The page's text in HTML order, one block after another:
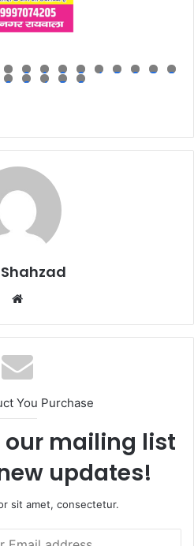
0 1 2 3 4 5 6 7 8
2 3 4 5 6
Website
You Purchase
our mailing list
updates!
sit amet, consectetur.